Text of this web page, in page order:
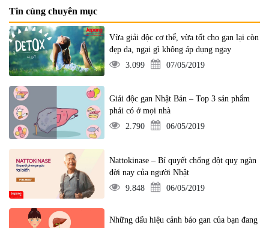
Tin cùng chuyên mục
Vừa giải độc cơ thể, vừa tốt cho gan lại còn
đẹp da, ngại gì không áp dụng ngay
3.099
07/05/2019
Giải độc gan Nhật Bản – Top 3 sản phẩm
phải có ở mọi nhà
2.790
06/05/2019
Nattokinase – Bí quyết chống đột quỵ ngàn
đời nay của người Nhật
9.848
06/05/2019
Những dấu hiệu cảnh báo gan của bạn đang